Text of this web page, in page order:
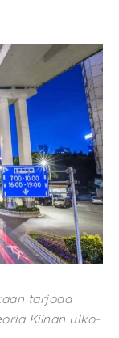
tarjoaa
Kiinan ulko-